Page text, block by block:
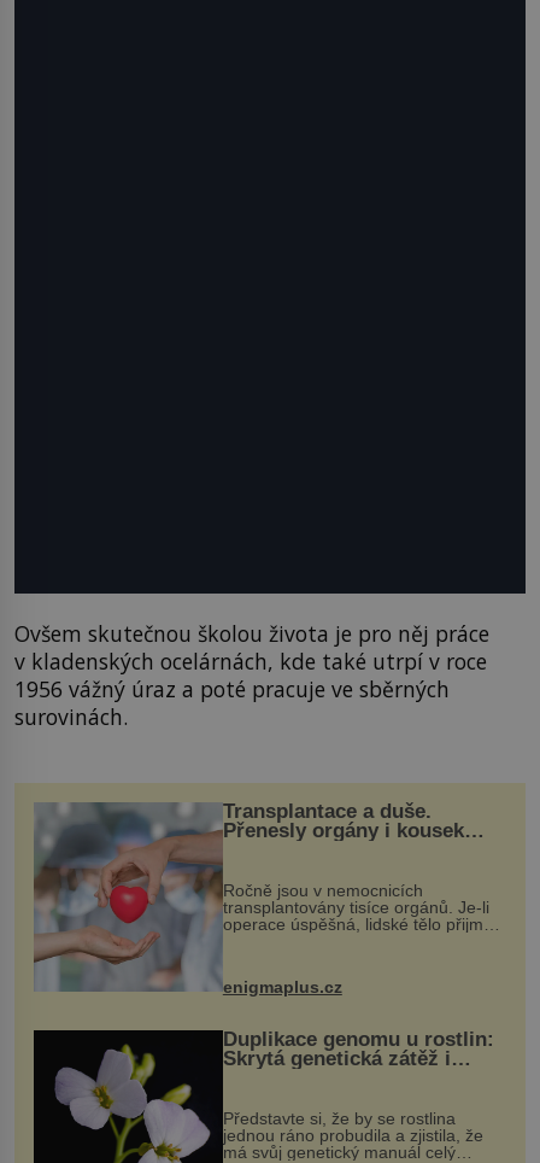
Ovšem skutečnou školou života je pro něj práce
v kladenských ocelárnách, kde také utrpí v roce
1956 vážný úraz a poté pracuje ve sběrných
surovinách.
Transplantace a duše.
Přenesly orgány i kousek
Ročně jsou v nemocnicích
transplantovány tisíce orgánů. Je-li
operace úspěšná, lidské tělo přijme
enigmaplus.cz
Duplikace genomu u rostlin:
Skrytá genetická zátěž i
Představte si, že by se rostlina
jednou ráno probudila a zjistila, že
má svůj genetický manuál celý